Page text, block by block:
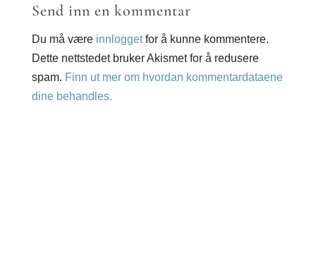
Send inn en kommentar
Du må være innloggetfor å kunne kommentere.
Dette nettstedet bruker Akismet for å redusere
spam. Finn ut mer om hvordan kommentardataene
dine behandles.